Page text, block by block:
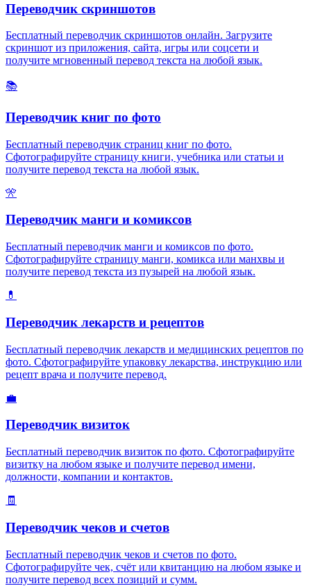
Переводчик скриншотов
Бесплатный переводчик скриншотов онлайн. Загрузите
скриншот из приложения, сайта, игры или соцсети и
получите мгновенный перевод текста на любой язык.
📚
Переводчик книг по фото
Бесплатный переводчик страниц книг по фото.
Сфотографируйте страницу книги, учебника или статьи и
получите перевод текста на любой язык.
🎌
Переводчик манги и комиксов
Бесплатный переводчик манги и комиксов по фото.
Сфотографируйте страницу манги, комикса или манхвы и
получите перевод текста из пузырей на любой язык.
💊
Переводчик лекарств и рецептов
Бесплатный переводчик лекарств и медицинских рецептов по
фото. Сфотографируйте упаковку лекарства, инструкцию или
рецепт врача и получите перевод.
💼
Переводчик визиток
Бесплатный переводчик визиток по фото. Сфотографируйте
визитку на любом языке и получите перевод имени,
должности, компании и контактов.
🧾
Переводчик чеков и счетов
Бесплатный переводчик чеков и счетов по фото.
Сфотографируйте чек, счёт или квитанцию на любом языке и
получите перевод всех позиций и сумм.